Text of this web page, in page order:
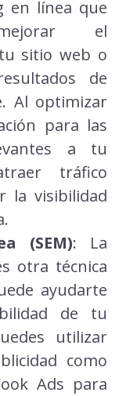
en línea que
el
sitio web o
de
Al optimizar
para las
a tu
tráfico
la visibilidad
(SEM): La
otra técnica
ayudarte
de tu
utilizar
como
Ads para